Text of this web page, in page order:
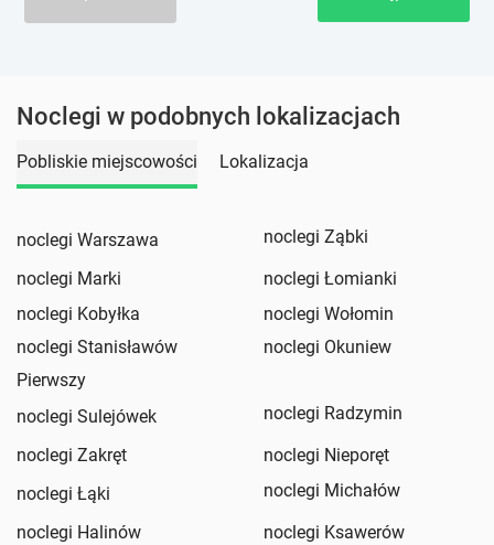
Noclegi w podobnych lokalizacjach
Pobliskie miejscowości Lokalizacja
noclegi Warszawa
noclegi Ząbki
noclegi Marki
noclegi Łomianki
noclegi Kobyłka
noclegi Wołomin
noclegi Stanisławów
Pierwszy
noclegi Okuniew
noclegi Sulejówek
noclegi Radzymin
noclegi Zakręt
noclegi Nieporęt
noclegi Łąki
noclegi Michałów
noclegi Halinów
noclegi Ksawerów